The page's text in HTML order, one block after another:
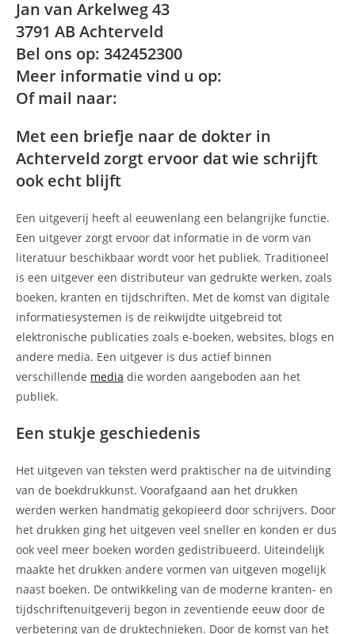
Jan van Arkelweg 43
3791 AB Achterveld
Bel ons op: 342452300
Meer informatie vind u op:
Of mail naar:
Met een briefje naar de dokter in
Achterveld zorgt ervoor dat wie schrijft
ook echt blijft
Een uitgeverij heeft al eeuwenlang een belangrijke functie.
Een uitgever zorgt ervoor dat informatie in de vorm van
literatuur beschikbaar wordt voor het publiek. Traditioneel
is een uitgever een distributeur van gedrukte werken, zoals
boeken, kranten en tijdschriften. Met de komst van digitale
informatiesystemen is de reikwijdte uitgebreid tot
elektronische publicaties zoals e-boeken, websites, blogs en
andere media. Een uitgever is dus actief binnen
verschillende media die worden aangeboden aan het
publiek.
Een stukje geschiedenis
Het uitgeven van teksten werd praktischer na de uitvinding
van de boekdrukkunst. Voorafgaand aan het drukken
werden werken handmatig gekopieerd door schrijvers. Door
het drukken ging het uitgeven veel sneller en konden er dus
ook veel meer boeken worden gedistribueerd. Uiteindelijk
maakte het drukken andere vormen van uitgeven mogelijk
naast boeken. De ontwikkeling van de moderne kranten- en
tijdschriftenuitgeverij begon in zeventiende eeuw door de
verbetering van de druktechnieken. Door de komst van het